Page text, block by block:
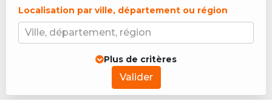
Localisation par ville, département ou région
Ville, département, région
Plus de critères
Valider